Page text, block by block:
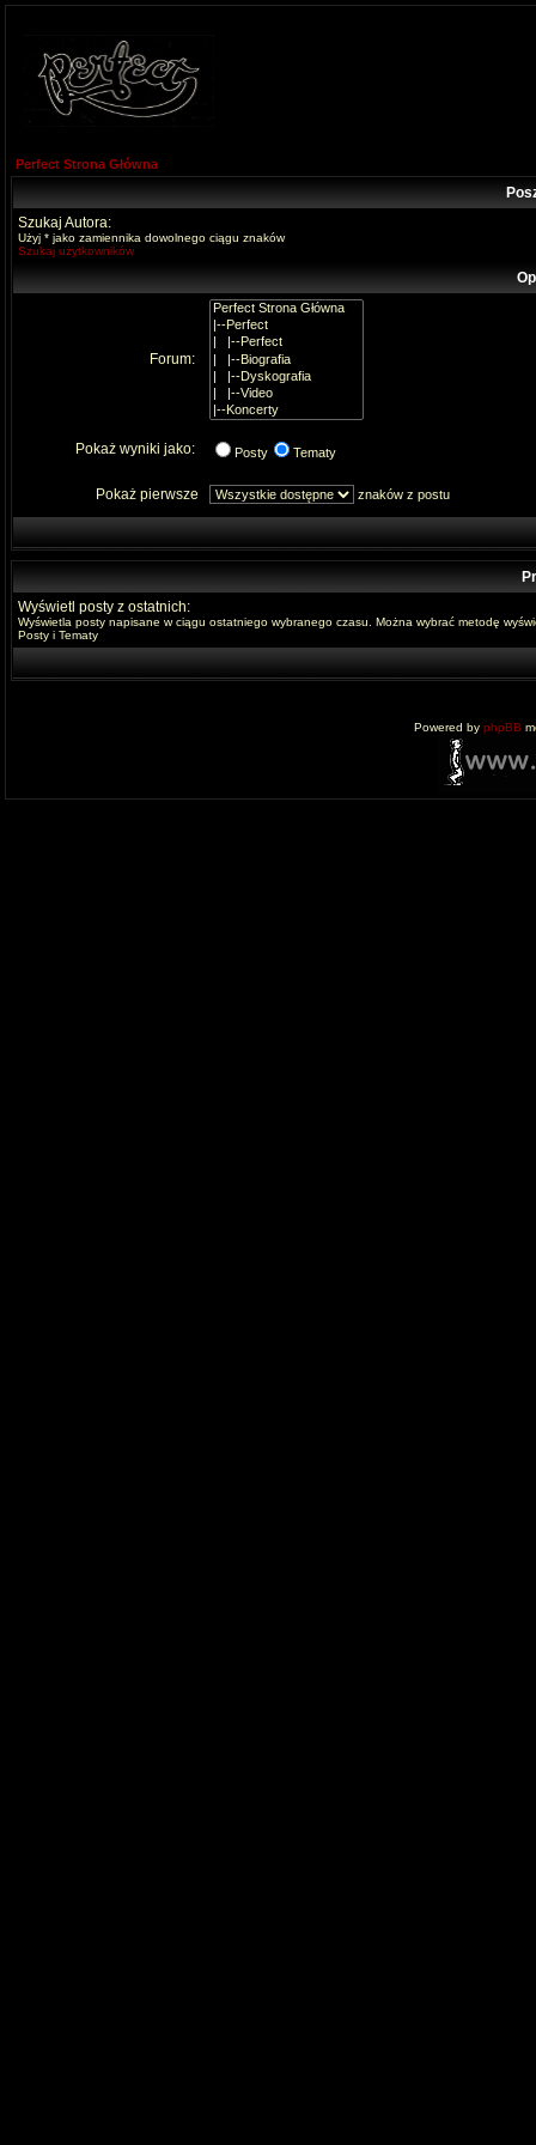
Perfect Strona Główna
Szukaj Autora:
Użyj * jako zamiennika dowolnego ciągu znaków
Szukaj użytkowników
Forum:
Pokaż wyniki jako: Posty Tematy
Pokaż pierwsze znaków z postu
Wyświetl posty z ostatnich:
Wyświetla posty napisane w ciągu ostatniego wybranego czasu. Można wybrać metodę
Posty i Tematy
Powered by phpBB